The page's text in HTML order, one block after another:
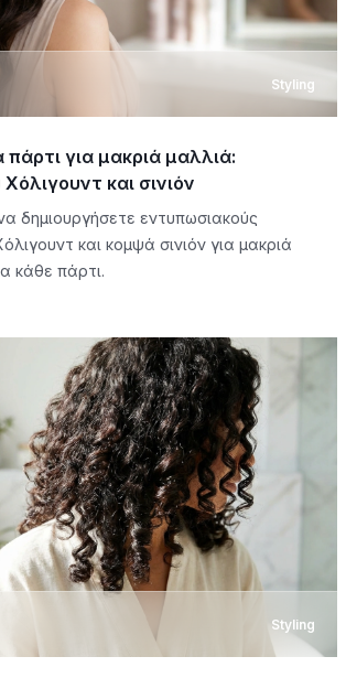
Styling
για μακριά μαλλιά:
και σινιόν
δημιουργήσετε εντυπωσιακούς
και κομψά σινιόν για μακριά
κάθε πάρτι.
Styling